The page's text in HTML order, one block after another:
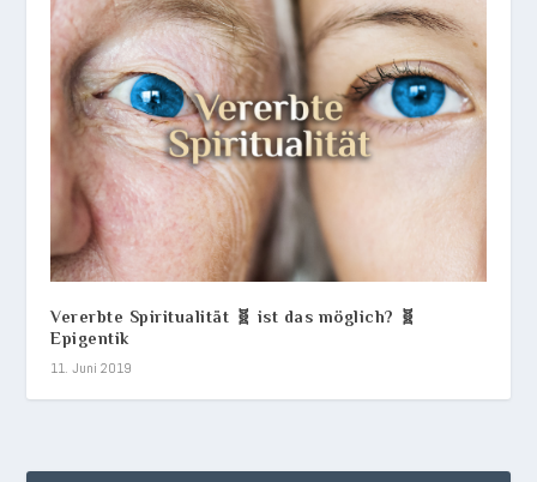
Vererbte Spiritualität 🧬 ist das möglich? 🧬
Epigentik
11. Juni 2019